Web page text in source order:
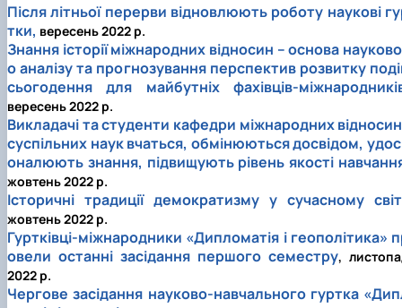
Після літньої перерви відновлюють роботу наукові
тки, вересень 2022 р.
Знання історії міжнародних відносин – основа
о аналізу та прогнозування перспектив розвитку
сьогодення для майбутніх фахівців-
вересень 2022 р.
Викладачі та студенти кафедри міжнародних відносин
суспільних наук вчаться, обмінюються досвідом,
оналюють знання, підвищують рівень якості
жовтень 2022 р.
Історичні традиції демократизму у сучасному
жовтень 2022 р.
Гуртківці-міжнародники «Дипломатія і геополітика»
овели останні засідання першого семестру,
2022 р.
Чергове засідання науково-навчального гуртка